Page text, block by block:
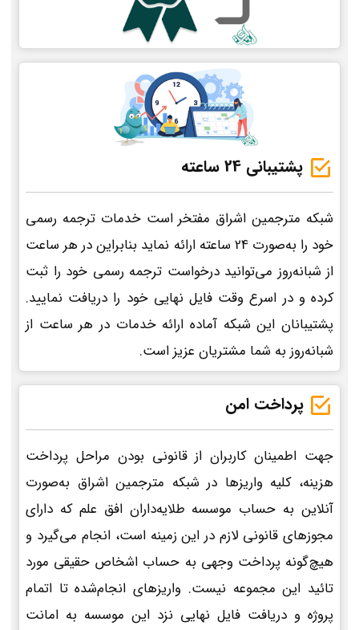
پشتیبانی 24 ساعته
شبکه مترجمین اشراق مفتخر است خدمات ترجمه رسمی
خود را به‌صورت 24 ساعته ارائه نماید بنابراین در هر ساعت
از شبانه‌روز می‌توانید درخواست ترجمه رسمی خود را ثبت
کرده و در اسرع وقت فایل نهایی خود را دریافت نمایید.
پشتیبانان این شبکه آماده ارائه خدمات در هر ساعت از
شبانه‌روز به شما مشتریان عزیز است.
پرداخت امن
جهت اطمینان کاربران از قانونی بودن مراحل پرداخت
هزینه، کلیه واریزها در شبکه مترجمین اشراق به‌صورت
آنلاین به حساب موسسه طلایه‌داران افق علم که دارای
مجوزهای قانونی لازم در این زمینه است، انجام می‌گیرد و
هیچ‌گونه پرداخت وجهی به حساب اشخاص حقیقی مورد
تائید این مجموعه نیست. واریزهای انجام‌شده تا اتمام
پروژه و دریافت فایل نهایی نزد این موسسه به امانت